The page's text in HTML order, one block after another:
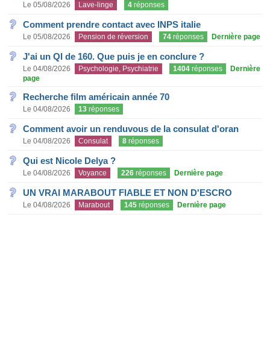
Le 05/08/2026 Lave-linge 4 réponses
Comment prendre contact avec INPS italie
Le 05/08/2026 Pension de réversion 74 réponses Dernière page
J'ai un QI de 160. Que puis je en conclure ?
Le 04/08/2026 Psychologie, Psychiatrie 1404 réponses
Dernière
page
Recherche film américain année 70
Le 04/08/2026 13 réponses
Comment avoir un renduvous de la consulat d'oran
Le 04/08/2026 Consulat 8 réponses
Qui est Nicole Delya ?
Le 04/08/2026 Voyance 226 réponses Dernière page
UN VRAI MARABOUT FIABLE ET NON D'ESCRO
Le 04/08/2026 Marabout 145 réponses Dernière page